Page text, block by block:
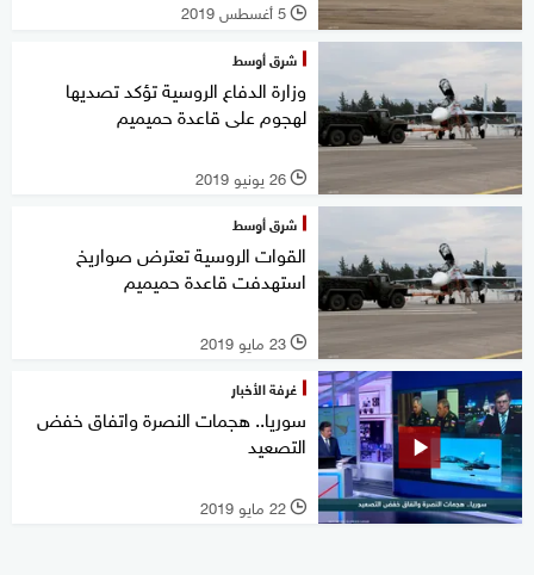
l 5 أغسطس 2019
شرق أوسط
وزارة الدفاع الروسية تؤكد تصديها
لهجوم على قاعدة حميميم
l 26 يونيو 2019
شرق أوسط
القوات الروسية تعترض صواريخ
استهدفت قاعدة حميميم
l 23 مايو 2019
غرفة الأخبار
سوريا.. هجمات النصرة واتفاق خفض
التصعيد
l 22 مايو 2019